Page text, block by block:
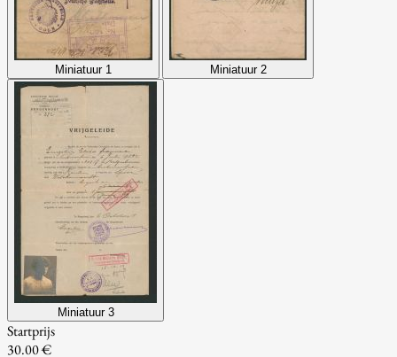
Miniatuur 1 Miniatuur 2
Miniatuur 3
Startprijs
30.00 €